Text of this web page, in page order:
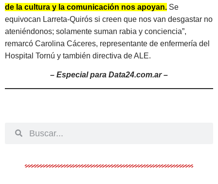
de la cultura y la comunicación nos apoyan. Se
equivocan Larreta-Quirós si creen que nos van desgastar no
ateniéndonos; solamente suman rabia y conciencia”,
remarcó Carolina Cáceres, representante de enfermería del
Hospital Tornú y también directiva de ALE.
– Especial para Data24.com.ar –